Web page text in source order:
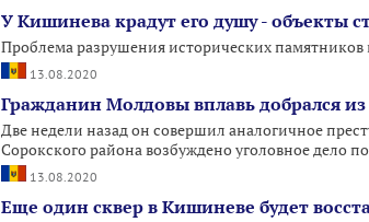
У Кишинева крадут его душу - объекты
Проблема разрушения исторических памятников
13.08.2020
Гражданин Молдовы вплавь добрался
Две недели назад он совершил аналогичное
Сорокского района возбуждено уголовное дело
13.08.2020
Еще один сквер в Кишиневе будет